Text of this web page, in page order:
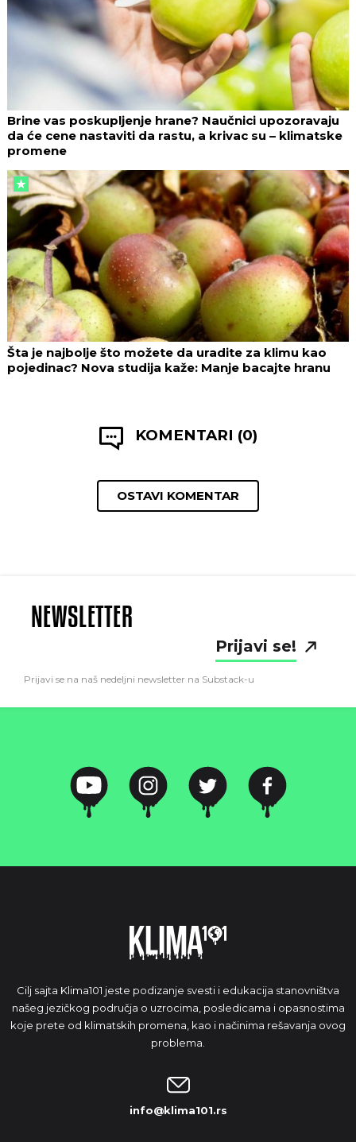
Brine vas poskupljenje hrane? Naučnici upozoravaju
da će cene nastaviti da rastu, a krivac su – klimatske
promene
Šta je najbolje što možete da uradite za klimu kao
pojedinac? Nova studija kaže: Manje bacajte hranu
KOMENTARI (0)
OSTAVI KOMENTAR
NEWSLETTER
Prijavi se!
Prijavi se na naš nedeljni newsletter na Substack-u
Cilj sajta Klima101 jeste podizanje svesti i edukacija stanovništva
našeg jezičkog područja o uzrocima, posledicama i opasnostima
koje prete od klimatskih promena, kao i načinima rešavanja ovog
problema.
info@klima101.rs